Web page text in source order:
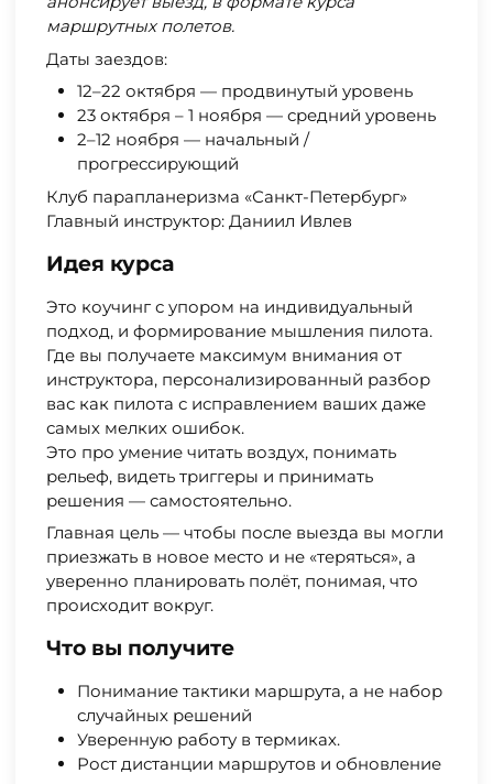
маршрутных полетов.
Даты заездов:
12–22 октября — продвинутый уровень
23 октября – 1 ноября — средний уровень
2–12 ноября — начальный /
прогрессирующий
Клуб парапланеризма «Санкт-Петербург»
Главный инструктор: Даниил Ивлев
Идея курса
Это коучинг с упором на индивидуальный
подход, и формирование мышления пилота.
Где вы получаете максимум внимания от
инструктора, персонализированный разбор
вас как пилота с исправлением ваших даже
самых мелких ошибок.
Это про умение читать воздух, понимать
рельеф, видеть триггеры и принимать
решения — самостоятельно.
Главная цель — чтобы после выезда вы могли
приезжать в новое место и не «теряться», а
уверенно планировать полёт, понимая, что
происходит вокруг.
Что вы получите
Понимание тактики маршрута, а не набор
случайных решений
Уверенную работу в термиках.
Рост дистанции маршрутов и обновление